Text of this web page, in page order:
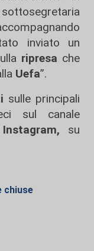
inviato un
ripresa che
Uefa”.
sulle principali
sul canale
Instagram, su
chiuse